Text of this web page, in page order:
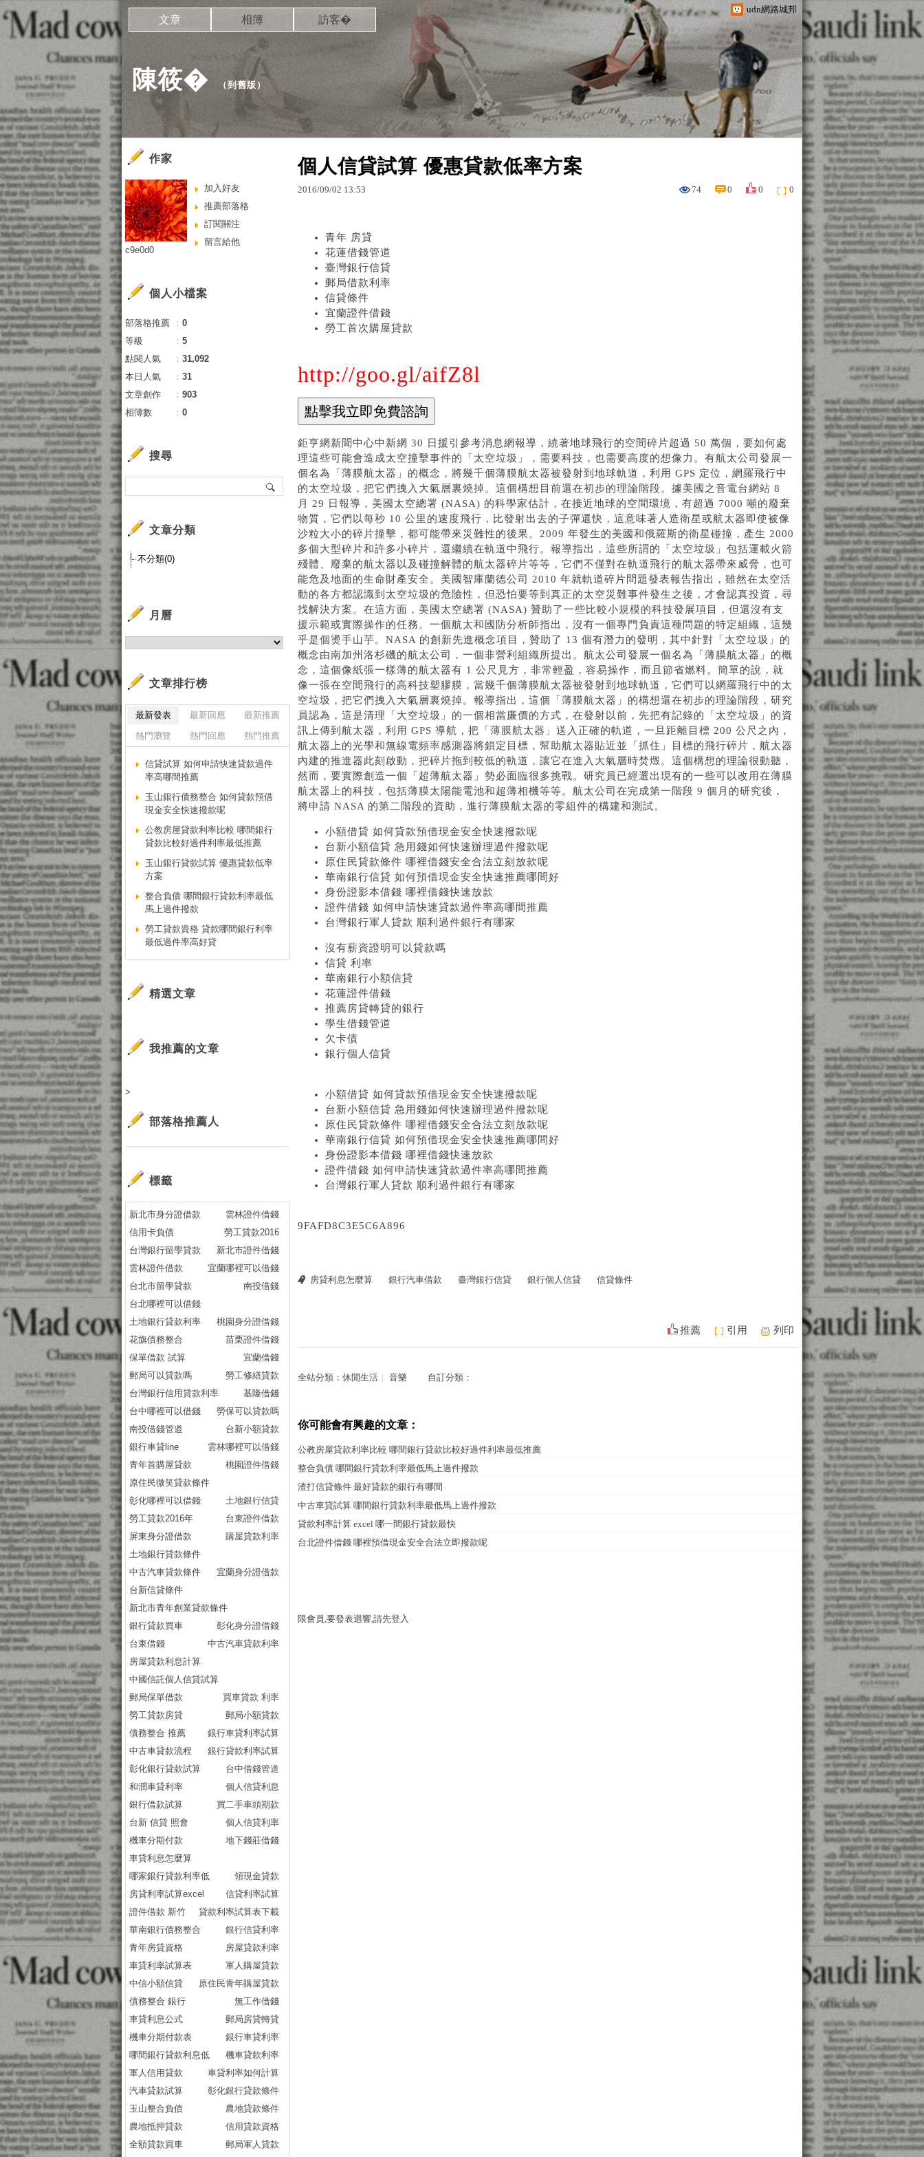
udn網路城邦
陳筱� （到舊版 ）
文章 相簿 訪客�
個人信貸試算 優惠貸款低率方案
2016/09/02 13:53 74 0 0 0
青年 房貸
花蓮借錢管道
臺灣銀行信貸
郵局借款利率
信貸條件
宜蘭證件借錢
勞工首次購屋貸款
http://goo.gl/aifZ8l
鉅亨網新聞中心中新網 30 日援引參考消息網報導，繞著地球飛行的空間碎片超過 50 萬個，要如何處
理這些可能會造成太空撞擊事件的「太空垃圾」，需要科技，也需要高度的想像力。有航太公司發展一
個名為「薄膜航太器」的概念，將幾千個薄膜航太器被發射到地球軌道，利用 GPS 定位，網羅飛行中
的太空垃圾，把它們拽入大氣層裏燒掉。這個構想目前還在初步的理論階段。據美國之音電台網站 8
月 29 日報導，美國太空總署 (NASA) 的科學家估計，在接近地球的空間環境，有超過 7000 噸的廢棄
物質，它們以每秒 10 公里的速度飛行，比發射出去的子彈還快，這意味著人造衛星或航太器即使被像
沙粒大小的碎片撞擊，都可能帶來災難性的後果。2009 年發生的美國和俄羅斯的衛星碰撞，產生 2000
多個大型碎片和許多小碎片，還繼續在軌道中飛行。報導指出，這些所謂的「太空垃圾」包括運載火箭
殘體、廢棄的航太器以及碰撞解體的航太器碎片等等，它們不僅對在軌道飛行的航太器帶來威脅，也可
能危及地面的生命財產安全。美國智庫蘭德公司 2010 年就軌道碎片問題發表報告指出，雖然在太空活
動的各方都認識到太空垃圾的危險性，但恐怕要等到真正的太空災難事件發生之後，才會認真投資，尋
找解決方案。在這方面，美國太空總署 (NASA) 贊助了一些比較小規模的科技發展項目，但還沒有支
援示範或實際操作的任務。一個航太和國防分析師指出，沒有一個專門負責這種問題的特定組織，這幾
乎是個燙手山芋。NASA 的創新先進概念項目，贊助了 13 個有潛力的發明，其中針對「太空垃圾」的
概念由南加州洛杉磯的航太公司，一個非營利組織所提出。航太公司發展一個名為「薄膜航太器」的概
念，這個像紙張一樣薄的航太器有 1 公尺見方，非常輕盈，容易操作，而且節省燃料。簡單的說，就
像一張在空間飛行的高科技塑膠膜，當幾千個薄膜航太器被發射到地球軌道，它們可以網羅飛行中的太
空垃圾，把它們拽入大氣層裏燒掉。報導指出，這個「薄膜航太器」的構想還在初步的理論階段，研究
員認為，這是清理「大空垃圾」的一個相當廉價的方式，在發射以前，先把有記錄的「太空垃圾」的資
訊上傳到航太器，利用 GPS 導航，把「薄膜航太器」送入正確的軌道，一旦距離目標 200 公尺之內，
航太器上的光學和無線電頻率感測器將鎖定目標，幫助航太器貼近並「抓住」目標的飛行碎片，航太器
內建的推進器此刻啟動，把碎片拖到較低的軌道，讓它在進入大氣層時焚燬。這個構想的理論很動聽，
然而，要實際創造一個「超薄航太器」勢必面臨很多挑戰。研究員已經選出現有的一些可以改用在薄膜
航太器上的科技，包括薄膜太陽能電池和超薄相機等等。航太公司在完成第一階段 9 個月的研究後，
將申請 NASA 的第二階段的資助，進行薄膜航太器的零組件的構建和測試。
小額借貸 如何貸款預借現金安全快速撥款呢
台新小額信貸 急用錢如何快速辦理過件撥款呢
原住民貸款條件 哪裡借錢安全合法立刻放款呢
華南銀行信貸 如何預借現金安全快速推薦哪間好
身份證影本借錢 哪裡借錢快速放款
證件借錢 如何申請快速貸款過件率高哪間推薦
台灣銀行軍人貸款 順利過件銀行有哪家
沒有薪資證明可以貸款嗎
信貸 利率
華南銀行小額信貸
花蓮證件借錢
推薦房貸轉貸的銀行
學生借錢管道
欠卡債
銀行個人信貸
小額借貸 如何貸款預借現金安全快速撥款呢
台新小額信貸 急用錢如何快速辦理過件撥款呢
原住民貸款條件 哪裡借錢安全合法立刻放款呢
華南銀行信貸 如何預借現金安全快速推薦哪間好
身份證影本借錢 哪裡借錢快速放款
證件借錢 如何申請快速貸款過件率高哪間推薦
台灣銀行軍人貸款 順利過件銀行有哪家
9FAFD8C3E5C6A896
房貸利息怎麼算 銀行汽車借款 臺灣銀行信貸 銀行個人信貸 信貸條件
推薦 引用 列印
全站分類： 休閒生活 音樂 自訂分類：
你可能會有興趣的文章：
公教房屋貸款利率比較 哪間銀行貸款比較好過件利率最低推薦
整合負債 哪間銀行貸款利率最低馬上過件撥款
渣打信貸條件 最好貸款的銀行有哪間
中古車貸試算 哪間銀行貸款利率最低馬上過件撥款
貸款利率計算 excel 哪一間銀行貸款最快
台北證件借錢 哪裡預借現金安全合法立即撥款呢
限會員,要發表迴響,請先登入
作家
加入好友
推薦部落格
訂閱關注
留言給他
c9e0d0
個人小檔案
部落格推薦 ： 0
等級
： 5
點閱人氣
： 31,092
本日人氣
： 31
文章創作
： 903
相簿數
： 0
搜尋
文章分類
不分類(0)
月曆
文章排行榜
最新發表 最新回應
最新推薦
熱門瀏覽
熱門回應 熱門推薦
信貸試算 如何申請快速貸款過件
率高哪間推薦
玉山銀行債務整合 如何貸款預借
現金安全快速撥款呢
公教房屋貸款利率比較 哪間銀行
貸款比較好過件利率最低推薦
玉山銀行貸款試算 優惠貸款低率
方案
整合負債 哪間銀行貸款利率最低
馬上過件撥款
勞工貸款資格 貸款哪間銀行利率
最低過件率高好貸
精選文章
我推薦的文章
>
部落格推薦人
標籤
新北市身分證借款
雲林證件借錢
信用卡負債
勞工貸款2016
台灣銀行留學貸款
新北市證件借錢
雲林證件借款
宜蘭哪裡可以借錢
台北市留學貸款
南投借錢
台北哪裡可以借錢
土地銀行貸款利率
桃園身分證借錢
花旗債務整合
苗栗證件借錢
保單借款 試算
宜蘭借錢
郵局可以貸款嗎
勞工修繕貸款
台灣銀行信用貸款利率
基隆借錢
台中哪裡可以借錢
勞保可以貸款嗎
南投借錢管道
台新小額貸款
銀行車貸line
雲林哪裡可以借錢
青年首購屋貸款
桃園證件借錢
原住民微笑貸款條件
彰化哪裡可以借錢
土地銀行信貸
勞工貸款2016年
台東證件借款
屏東身分證借款
購屋貸款利率
土地銀行貸款條件
中古汽車貸款條件
宜蘭身分證借款
台新信貸條件
新北市青年創業貸款條件
銀行貸款買車
彰化身分證借錢
台東借錢
中古汽車貸款利率
房屋貸款利息計算
中國信託個人信貸試算
郵局保單借款
買車貸款 利率
勞工貸款房貸
郵局小額貸款
債務整合 推薦
銀行車貸利率試算
中古車貸款流程
銀行貸款利率試算
彰化銀行貸款試算
台中借錢管道
和潤車貸利率
個人信貸利息
銀行借款試算
買二手車頭期款
台新 信貸 照會
個人信貸利率
機車分期付款
地下錢莊借錢
車貸利息怎麼算
哪家銀行貸款利率低
領現金貸款
房貸利率試算excel
信貸利率試算
證件借款 新竹
貸款利率試算表下載
華南銀行債務整合
銀行信貸利率
青年房貸資格
房屋貸款利率
車貸利率試算表
軍人購屋貸款
中信小額信貸
原住民青年購屋貸款
債務整合 銀行
無工作借錢
車貸利息公式
郵局房貸轉貸
機車分期付款表
銀行車貸利率
哪間銀行貸款利息低
機車貸款利率
軍人信用貸款
車貸利率如何計算
汽車貸款試算
彰化銀行貸款條件
玉山整合負債
農地貸款條件
農地抵押貸款
信用貸款資格
全額貸款買車
郵局軍人貸款